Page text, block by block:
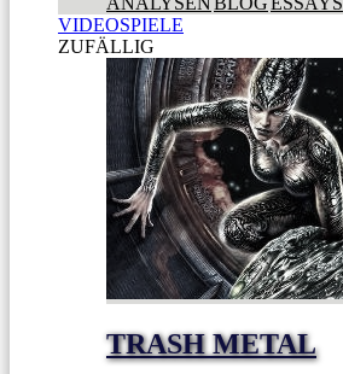
VIDEOSPIELE
ZUFÄLLIG
TRASH METAL